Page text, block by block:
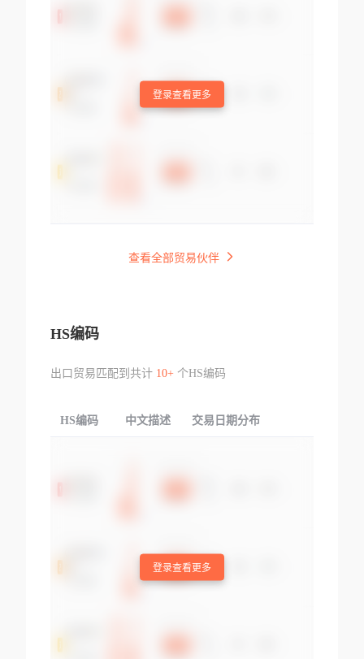
登录查看更多
查看全部贸易伙伴
HS编码
出口贸易匹配到共计 10+个HS编码
HS编码 中文描述 交易日期分布
登录查看更多